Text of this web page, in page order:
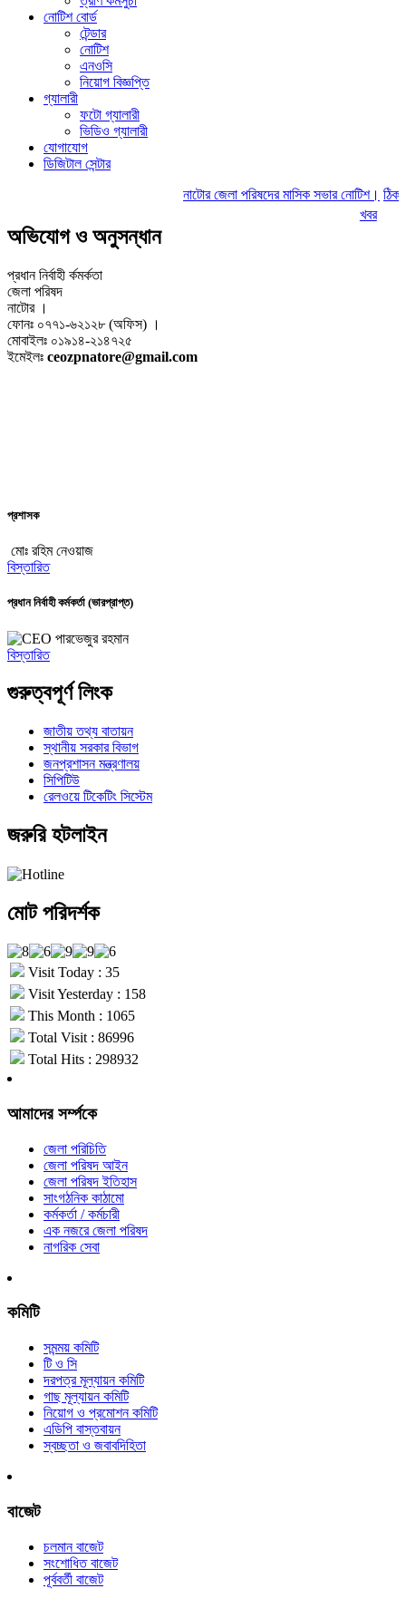
নোটিশ বোর্ড
টেন্ডার
নোটিশ
এনওসি
নিয়োগ বিজ্ঞপ্তি
গ্যালারী
ফটো গ্যালারী
ভিডিও গ্যালারী
যোগাযোগ
ডিজিটাল সেন্টার
নাটোর জেলা পরিষদের মাসিক সভার নোটিশ।
খবর
অভিযোগ ও অনুসন্ধান
প্রধান নির্বাহী র্কমর্কতা
জেলা পরিষদ
নাটোর ।
ফোনঃ ০৭৭১-৬২১২৮ (অফিস) ।
মোবাইলঃ ০১৯১৪-২১৪৭২৫
ইমেইলঃ ceozpnatore@gmail.com
প্রশাসক
মোঃ রহিম নেওয়াজ
বিস্তারিত
প্রধান নির্বাহী কর্মকর্তা (ভারপ্রাপ্ত)
পারভেজুর রহমান
বিস্তারিত
গুরুত্বপূর্ণ লিংক
জাতীয় তথ্য বাতায়ন
স্থানীয় সরকার বিভাগ
জনপ্রশাসন মন্ত্রণালয়
সিপিটিউ
রেলওয়ে টিকেটিং সিস্টেম
জরুরি হটলাইন
মোট পরিদর্শক
Visit Today : 35
Visit Yesterday : 158
This Month : 1065
Total Visit : 86996
Total Hits : 298932
আমাদের সর্ম্পকে
জেলা পরিচিতি
জেলা পরিষদ আইন
জেলা পরিষদ ইতিহাস
সাংগঠনিক কাঠামো
কর্মকর্তা / কর্মচারী
এক নজরে জেলা পরিষদ
নাগরিক সেবা
কমিটি
সমন্ময় কমিটি
টি ও সি
দরপত্র মূল্যায়ন কমিটি
গাছ মূল্যায়ন কমিটি
নিয়োগ ও প্রমোশন কমিটি
এডিপি বাস্তবায়ন
স্বচ্ছতা ও জবাবদিহিতা
বাজেট
চলমান বাজেট
সংশোধিত বাজেট
পূর্ববর্তী বাজেট